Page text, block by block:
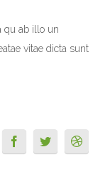
qu ab illo un
vitae dicta sunt